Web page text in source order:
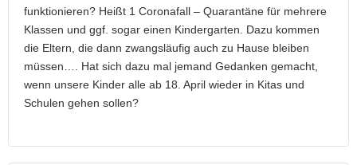
funktionieren? Heißt 1 Coronafall – Quarantäne für mehrere
Klassen und ggf. sogar einen Kindergarten. Dazu kommen
die Eltern, die dann zwangsläufig auch zu Hause bleiben
müssen…. Hat sich dazu mal jemand Gedanken gemacht,
wenn unsere Kinder alle ab 18. April wieder in Kitas und
Schulen gehen sollen?